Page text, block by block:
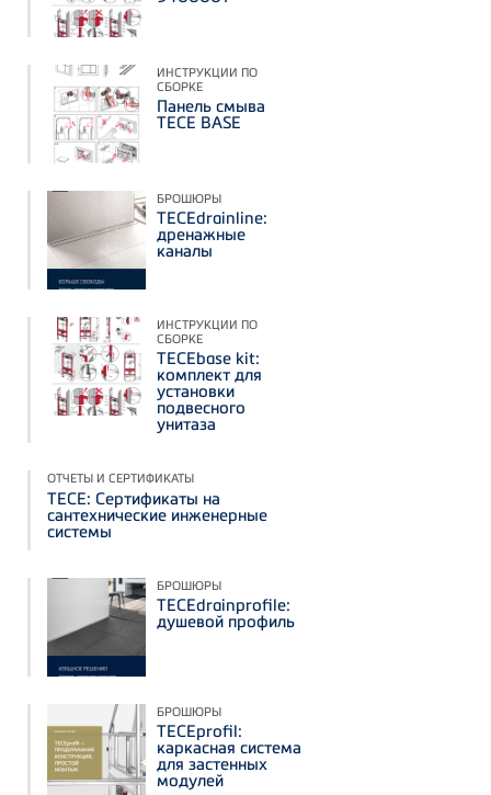
ИНСТРУКЦИИ ПО
СБОРКЕ
Панель смыва
TECE BASE
БРОШЮРЫ
TECEdrainline:
дренажные
каналы
ИНСТРУКЦИИ ПО
СБОРКЕ
TECEbase kit:
комплект для
установки
подвесного
унитаза
ОТЧЕТЫ И СЕРТИФИКАТЫ
TECE: Сертификаты на
сантехнические инженерные
системы
БРОШЮРЫ
TECEdrainprofile:
душевой профиль
БРОШЮРЫ
TECEprofil:
каркасная система
для застенных
модулей